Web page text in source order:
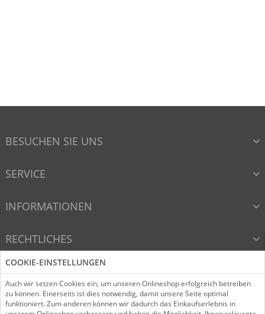
BESUCHEN SIE UNS
SERVICE
INFORMATIONEN
RECHTLICHES
VERTRAG WIDERRUFEN
COOKIE-EINSTELLUNGEN
Auch wir setzen Cookies ein, um unseren Onlineshop erfolgreich betreiben
zu können. Einerseits ist dies notwendig, damit unsere Seite optimal
funktioniert. Zum anderen können wir dadurch das Einkaufserlebnis in